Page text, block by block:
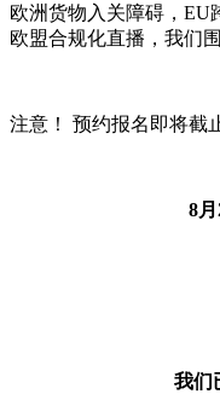
欧洲货物入关障碍，EU
欧盟合规化直播，我们
注意！ 预约报名即将截
8
我们